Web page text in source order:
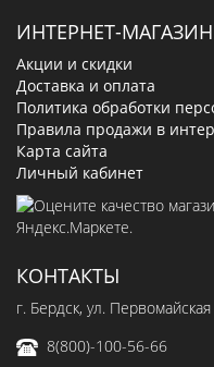
ИНТЕРНЕТ-МАГАЗИН
Акции и скидки
Доставка и оплата
Политика обработки
Правила продажи в
Карта сайта
Личный кабинет
КОНТАКТЫ
г. Бердск, ул.
8(800)-100-56-66